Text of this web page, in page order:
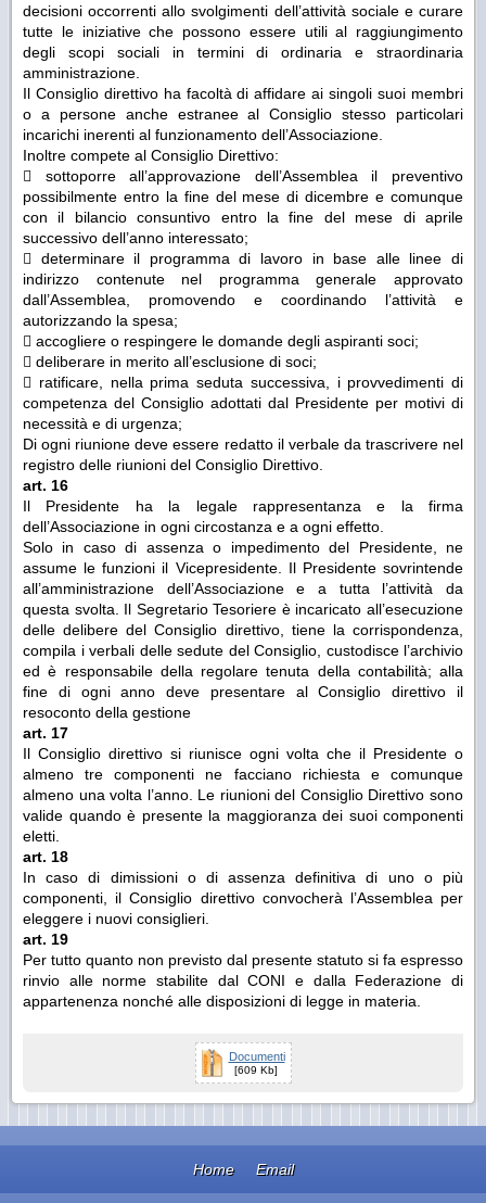
decisioni occorrenti allo svolgimenti dell’attività sociale e curare
tutte le iniziative che possono essere utili al raggiungimento
degli scopi sociali in termini di ordinaria e straordinaria
amministrazione.
Il Consiglio direttivo ha facoltà di affidare ai singoli suoi membri
o a persone anche estranee al Consiglio stesso particolari
incarichi inerenti al funzionamento dell’Associazione.
Inoltre compete al Consiglio Direttivo:
 sottoporre all’approvazione dell’Assemblea il preventivo
possibilmente entro la fine del mese di dicembre e comunque
con il bilancio consuntivo entro la fine del mese di aprile
successivo dell’anno interessato;
 determinare il programma di lavoro in base alle linee di
indirizzo contenute nel programma generale approvato
dall’Assemblea, promovendo e coordinando l’attività e
autorizzando la spesa;
 accogliere o respingere le domande degli aspiranti soci;
 deliberare in merito all’esclusione di soci;
 ratificare, nella prima seduta successiva, i provvedimenti di
competenza del Consiglio adottati dal Presidente per motivi di
necessità e di urgenza;
Di ogni riunione deve essere redatto il verbale da trascrivere nel
registro delle riunioni del Consiglio Direttivo.
art. 16
Il Presidente ha la legale rappresentanza e la firma
dell’Associazione in ogni circostanza e a ogni effetto.
Solo in caso di assenza o impedimento del Presidente, ne
assume le funzioni il Vicepresidente. Il Presidente sovrintende
all’amministrazione dell’Associazione e a tutta l’attività da
questa svolta. Il Segretario Tesoriere è incaricato all’esecuzione
delle delibere del Consiglio direttivo, tiene la corrispondenza,
compila i verbali delle sedute del Consiglio, custodisce l’archivio
ed è responsabile della regolare tenuta della contabilità; alla
fine di ogni anno deve presentare al Consiglio direttivo il
resoconto della gestione
art. 17
Il Consiglio direttivo si riunisce ogni volta che il Presidente o
almeno tre componenti ne facciano richiesta e comunque
almeno una volta l’anno. Le riunioni del Consiglio Direttivo sono
valide quando è presente la maggioranza dei suoi componenti
eletti.
art. 18
In caso di dimissioni o di assenza definitiva di uno o più
componenti, il Consiglio direttivo convocherà l’Assemblea per
eleggere i nuovi consiglieri.
art. 19
Per tutto quanto non previsto dal presente statuto si fa espresso
rinvio alle norme stabilite dal CONI e dalla Federazione di
appartenenza nonché alle disposizioni di legge in materia.
Documenti
[609 Kb]
Home Email